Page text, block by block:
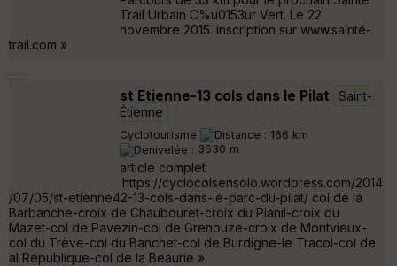
Trail Urbain C%u0153ur Vert. Le 22
novembre 2015. inscription sur www.sainté-
trail.com »
st Etienne-13 cols dans le Pilat
Saint-
Étienne
Cyclotourisme
166 km
3630 m
article complet
:https://cyclocolsensolo.wordpress.com/2014
/07/05/st-etienne42-13-cols-dans-le-parc-du-pilat/ col de la
Barbanche-croix de Chaubouret-croix du Planil-croix du
Mazet-col de Pavezin-col de Grenouze-croix de Montvieux-
col du Trève-col du Banchet-col de Burdigne-le Tracol-col de
al République-col de la Beaurie »